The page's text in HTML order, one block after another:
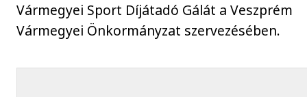
Vármegyei Sport Díjátadó Gálát a Veszprém
Vármegyei Önkormányzat szervezésében.